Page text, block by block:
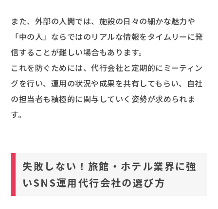
また、外部の人間では、施設の日々の細かな魅力や
「中の人」ならではのリアルな情報をタイムリーに発
信することが難しい場合もあります。
これを防ぐためには、代行会社と定期的にミーティン
グを行い、運用の状況や成果を共有してもらい、自社
の担当者も積極的に関与していく姿勢が求められま
す。
失敗しない！旅館・ホテル業界に強
いSNS運用代行会社の選び方